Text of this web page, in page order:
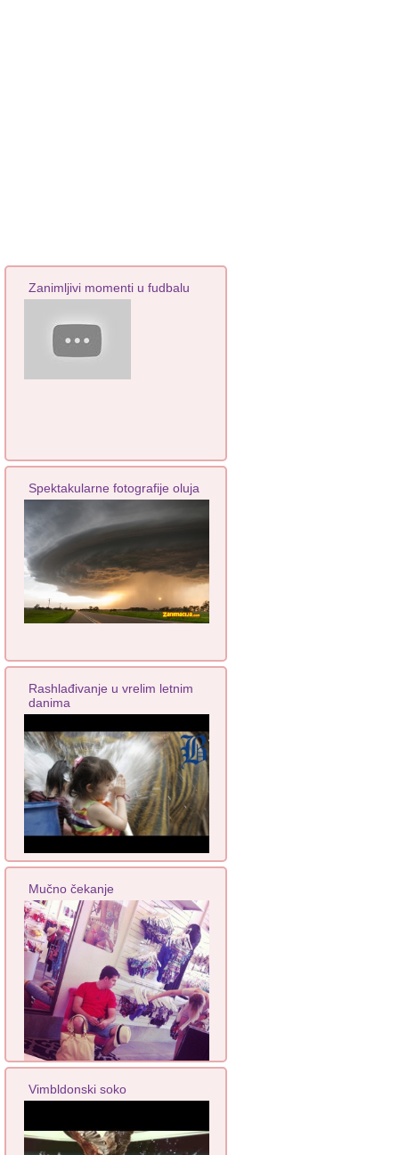
Zanimljivi momenti u fudbalu
Spektakularne fotografije oluja
Rashlađivanje u vrelim letnim
danima
Mučno čekanje
Vimbldonski soko